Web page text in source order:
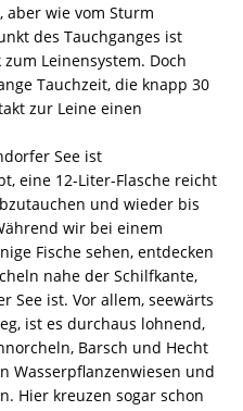
aber wie vom Sturm
des Tauchganges ist
Leinensystem. Doch
Tauchzeit, die knapp 30
zur Leine einen
See ist
eine 12-Liter-Flasche reicht
und wieder bis
wir bei einem
Fische sehen, entdecken
nahe der Schilfkante,
See ist. Vor allem, seewärts
ist es durchaus lohnend,
Barsch und Hecht
Wasserpflanzenwiesen und
Hier kreuzen sogar schon